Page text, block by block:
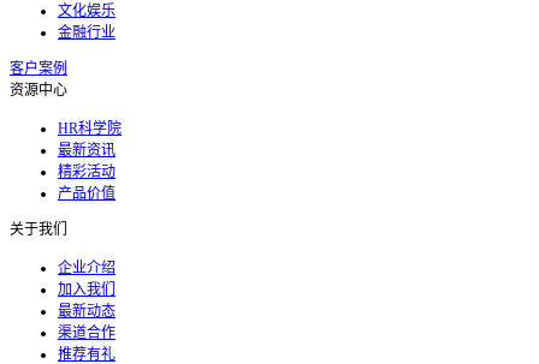
文化娱乐
金融行业
客户案例
资源中心
HR科学院
最新资讯
精彩活动
产品价值
关于我们
企业介绍
加入我们
最新动态
渠道合作
推荐有礼